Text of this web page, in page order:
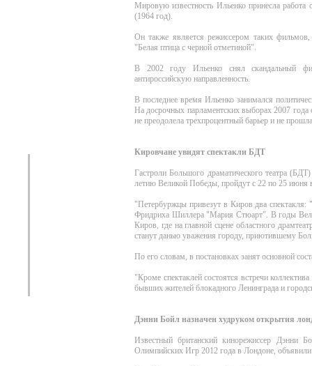
Мировую известность Ильенко принесла
(1964 год).
Он также является режиссером таких
"Белая птица с черной отметиной".
В 2002 году Ильенко снял скандальный
антироссийскую направленность.
В последнее время Ильенко занимался
На досрочных парламентских выборах 2007
не преодолела трехпроцентный барьер и не
Кировчане увидят спектакли БДТ
Гастроли Большого драматического театра
летию Великой Победы, пройдут с 22 по 25 июня
"Петербуржцы привезут в Киров два
Фридриха Шиллера "Мария Стюарт". В годы
Киров, где на главной сцене областного
станут данью уважения городу, приютившему
По его словам, в постановках занят основной
"Кроме спектаклей состоятся встречи
бывших жителей блокадного Ленинграда и
Дэнни Бойл назначен худруком открытия
Известный британский кинорежиссер Дэнни
Олимпийских Игр 2012 года в Лондоне, объявили